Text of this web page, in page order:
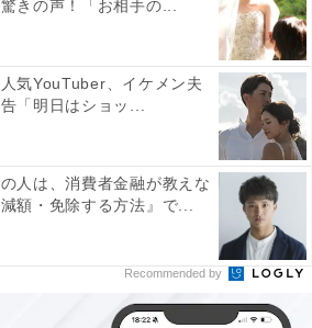
きの声！「お相手の...
人気YouTuber、イケメン夫
「明日はショッ...
人は、消費者金融が教えな
額・免除する方法』で...
Recommended by